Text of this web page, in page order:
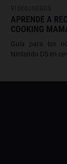
APRENDE A
COOKING
Guía para los
Nintendo DS en